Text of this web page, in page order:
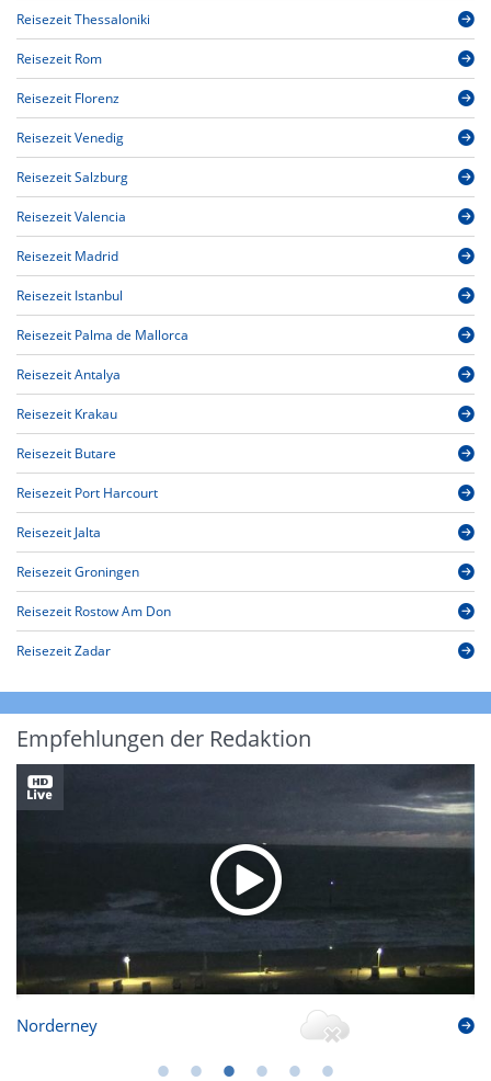
Reisezeit Thessaloniki
Reisezeit Rom
Reisezeit Florenz
Reisezeit Venedig
Reisezeit Salzburg
Reisezeit Valencia
Reisezeit Madrid
Reisezeit Istanbul
Reisezeit Palma de Mallorca
Reisezeit Antalya
Reisezeit Krakau
Reisezeit Butare
Reisezeit Port Harcourt
Reisezeit Jalta
Reisezeit Groningen
Reisezeit Rostow Am Don
Reisezeit Zadar
Empfehlungen der Redaktion
Norderney